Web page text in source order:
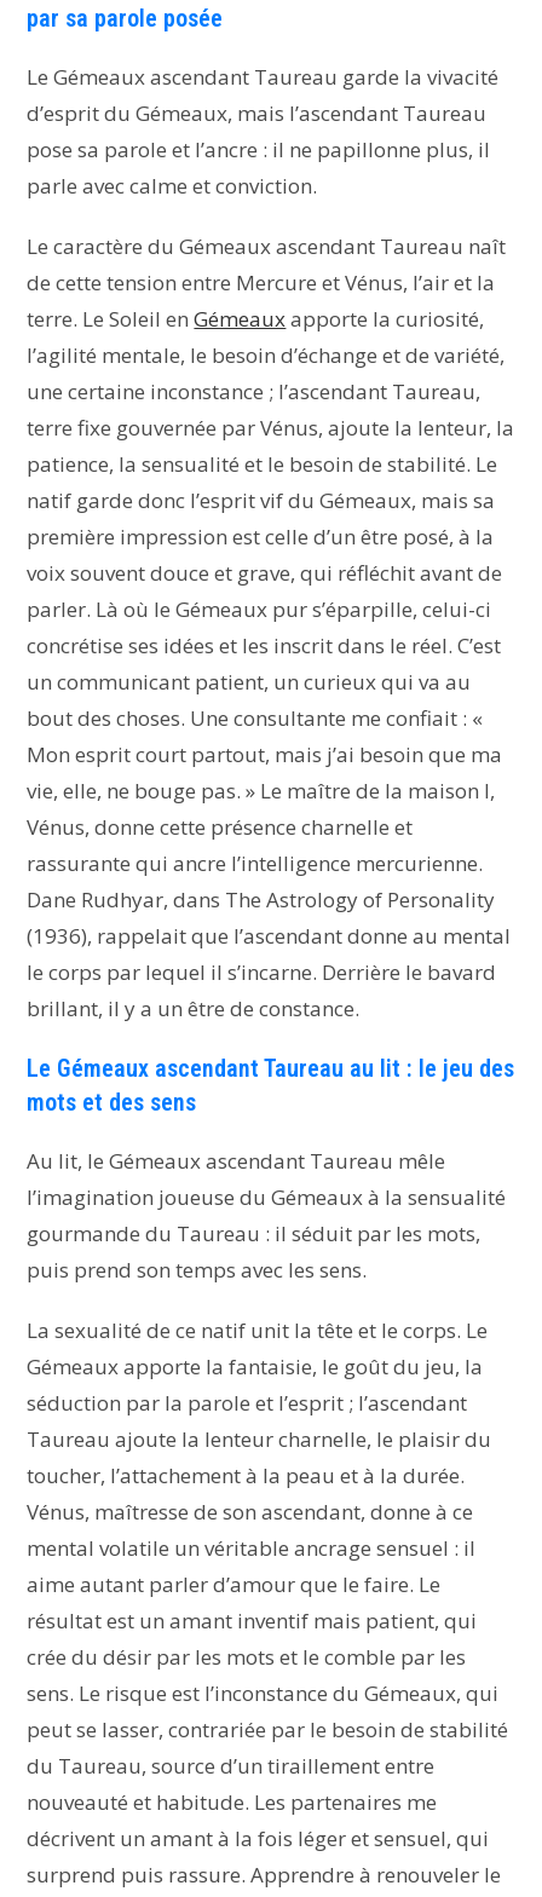
par sa parole posée
Le Gémeaux ascendant Taureau garde la vivacité
d’esprit du Gémeaux, mais l’ascendant Taureau
pose sa parole et l’ancre : il ne papillonne plus, il
parle avec calme et conviction.
Le caractère du Gémeaux ascendant Taureau naît
de cette tension entre Mercure et Vénus, l’air et la
terre. Le Soleil enGémeauxapporte la curiosité,
l’agilité mentale, le besoin d’échange et de variété,
une certaine inconstance ; l’ascendant Taureau,
terre fixe gouvernée par Vénus, ajoute la lenteur, la
patience, la sensualité et le besoin de stabilité. Le
natif garde donc l’esprit vif du Gémeaux, mais sa
première impression est celle d’un être posé, à la
voix souvent douce et grave, qui réfléchit avant de
parler. Là où le Gémeaux pur s’éparpille, celui-ci
concrétise ses idées et les inscrit dans le réel. C’est
un communicant patient, un curieux qui va au
bout des choses. Une consultante me confiait : «
Mon esprit court partout, mais j’ai besoin que ma
vie, elle, ne bouge pas. » Le maître de la maison I,
Vénus, donne cette présence charnelle et
rassurante qui ancre l’intelligence mercurienne.
Dane Rudhyar, dans The Astrology of Personality
(1936), rappelait que l’ascendant donne au mental
le corps par lequel il s’incarne. Derrière le bavard
brillant, il y a un être de constance.
Le Gémeaux ascendant Taureau au lit : le jeu des
mots et des sens
Au lit, le Gémeaux ascendant Taureau mêle
l’imagination joueuse du Gémeaux à la sensualité
gourmande du Taureau : il séduit par les mots,
puis prend son temps avec les sens.
La sexualité de ce natif unit la tête et le corps. Le
Gémeaux apporte la fantaisie, le goût du jeu, la
séduction par la parole et l’esprit ; l’ascendant
Taureau ajoute la lenteur charnelle, le plaisir du
toucher, l’attachement à la peau et à la durée.
Vénus, maîtresse de son ascendant, donne à ce
mental volatile un véritable ancrage sensuel : il
aime autant parler d’amour que le faire. Le
résultat est un amant inventif mais patient, qui
crée du désir par les mots et le comble par les
sens. Le risque est l’inconstance du Gémeaux, qui
peut se lasser, contrariée par le besoin de stabilité
du Taureau, source d’un tiraillement entre
nouveauté et habitude. Les partenaires me
décrivent un amant à la fois léger et sensuel, qui
surprend puis rassure. Apprendre à renouveler le